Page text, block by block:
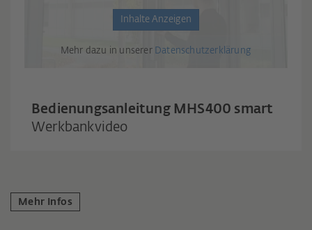
Inhalte Anzeigen
Mehr dazu in unserer Datenschutzerklärung
Bedienungsanleitung MHS400 smart
Werkbankvideo
Mehr Infos